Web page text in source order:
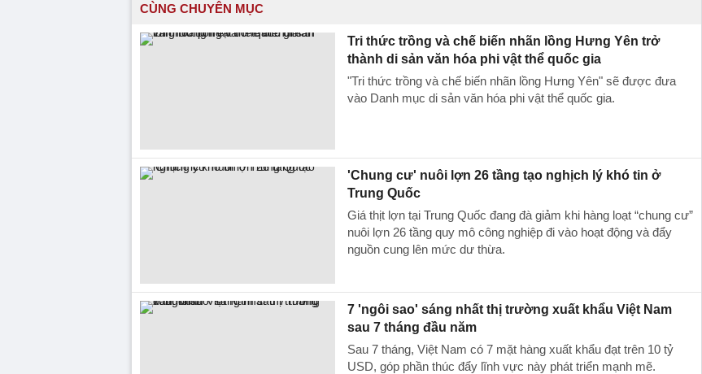
CÙNG CHUYÊN MỤC
Tri thức trồng và chế biến nhãn lồng Hưng Yên trở
thành di sản văn hóa phi vật thể quốc gia
"Tri thức trồng và chế biến nhãn lồng Hưng Yên" sẽ được đưa
vào Danh mục di sản văn hóa phi vật thể quốc gia.
'Chung cư' nuôi lợn 26 tầng tạo nghịch lý khó tin ở
Trung Quốc
Giá thịt lợn tại Trung Quốc đang đà giảm khi hàng loạt “chung cư”
nuôi lợn 26 tầng quy mô công nghiệp đi vào hoạt động và đẩy
nguồn cung lên mức dư thừa.
7 'ngôi sao' sáng nhất thị trường xuất khẩu Việt Nam
sau 7 tháng đầu năm
Sau 7 tháng, Việt Nam có 7 mặt hàng xuất khẩu đạt trên 10 tỷ
USD, góp phần thúc đẩy lĩnh vực này phát triển mạnh mẽ.